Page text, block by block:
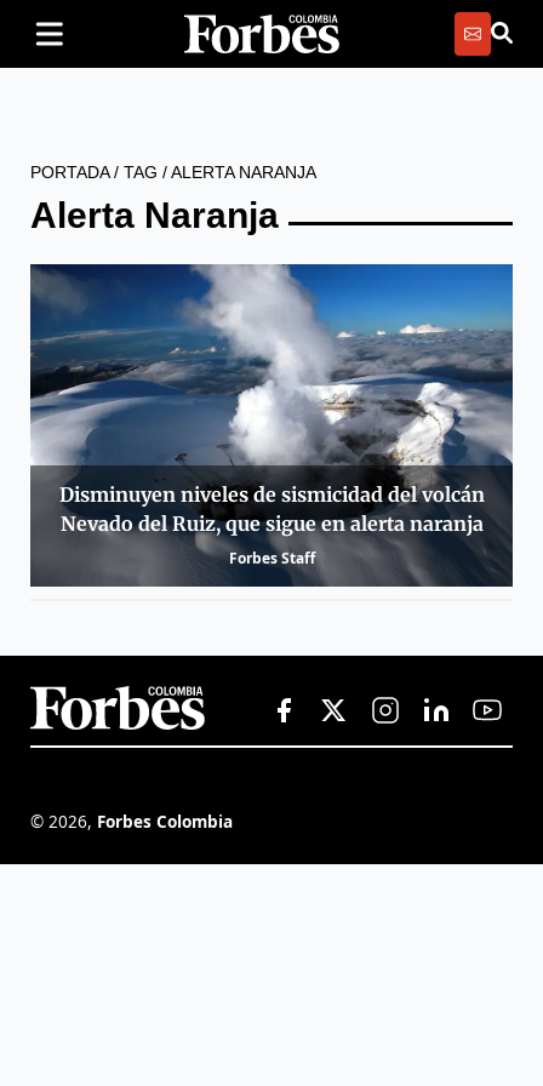
PORTADA/ TAG /ALERTA NARANJA
Alerta Naranja
Disminuyen niveles de sismicidad del volcán
Nevado del Ruiz, que sigue en alerta naranja
Forbes Staff
© 2026, Forbes Colombia